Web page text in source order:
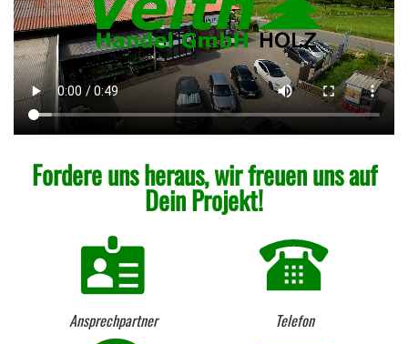
Fordere uns heraus, wir freuen uns auf
Dein Projekt!
Ansprechpartner Telefon